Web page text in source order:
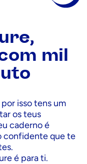
mil
isso tens um
os teus
caderno é
confidente que te
é para ti.